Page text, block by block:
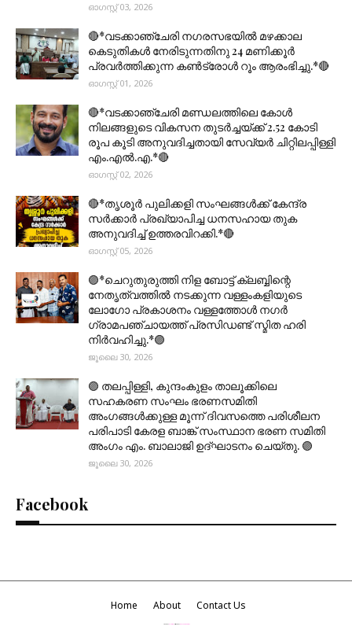
ഓഗസ്റ്റ് 03, 2026
🔴*വടക്കാഞ്ചേരി നഗരസഭയിൽ മഴക്കാല
കെടുതികൾ നേരിടുന്നതിനു 24 മണിക്കൂർ
പ്രവർത്തിക്കുന്ന കൺട്രോൾ റൂം ആരംഭിച്ചു.*🔴
ഓഗസ്റ്റ് 01, 2026
🔴*വടക്കാഞ്ചേരി മണ്ഡലത്തിലെ കോൾ
നിലങ്ങളുടെ വികസന തുടർച്ചയ്ക്ക് 2.52 കോടി
രൂപ കൂടി അനുവദിച്ചതായി സേവ്യർ ചിറ്റിലപ്പിള്ളി
എം.എൽ.എ.*🔴
ഓഗസ്റ്റ് 02, 2026
🔴*തൃശൂര്‍ പുലിക്കളി സംഘങ്ങള്‍ക്ക് കേന്ദ്ര
സര്‍ക്കാര്‍ പ്രഖ്യാപിച്ച ധനസഹായ തുക
അനുവദിച്ച് ഉത്തരവിറക്കി.*🔴
ഓഗസ്റ്റ് 05, 2026
🟣*ചെറുതുരുത്തി നിള ബോട്ട് ക്ലബ്ബിന്റെ
നേതൃത്വത്തിൽ നടക്കുന്ന വള്ളംകളിയുടെ
ലോഗോ പ്രകാശനം വള്ളത്തോൾ നഗർ
ഗ്രാമപഞ്ചായത്ത് പ്രസിഡണ്ട് സ്മിത ഹരി
നിർവഹിച്ചു.*🟣
ജൂലൈ 30, 2026
🟣 തലപ്പിള്ളി, കുന്ദംകുളം താലൂക്കിലെ
സഹകരണ സംഘം ഭരണസമിതി
അംഗങ്ങൾക്കുള്ള മൂന്ന് ദിവസത്തെ പരിശീലന
പരിപാടി കേരള ബാങ്ക് സംസ്ഥാന ഭരണ സമിതി
അംഗം എം. ബാലാജി ഉദ്ഘാടനം ചെയ്തു. 🟣
ജൂലൈ 30, 2026
Facebook
Home About Contact Us